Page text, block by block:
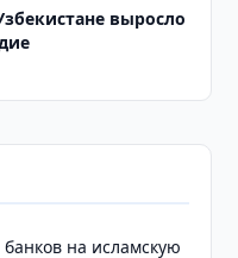
выросло
на исламскую